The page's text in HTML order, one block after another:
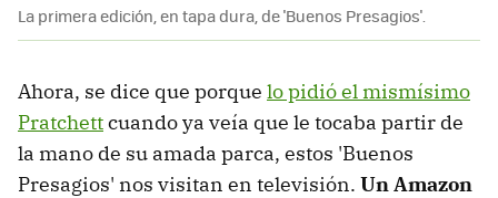
La primera edición, en tapa dura, de 'Buenos Presagios'.
Ahora, se dice que porque lo pidió el mismísimo
Pratchettcuando ya veía que le tocaba partir de
la mano de su amada parca, estos 'Buenos
Presagios' nos visitan en televisión. Un Amazon